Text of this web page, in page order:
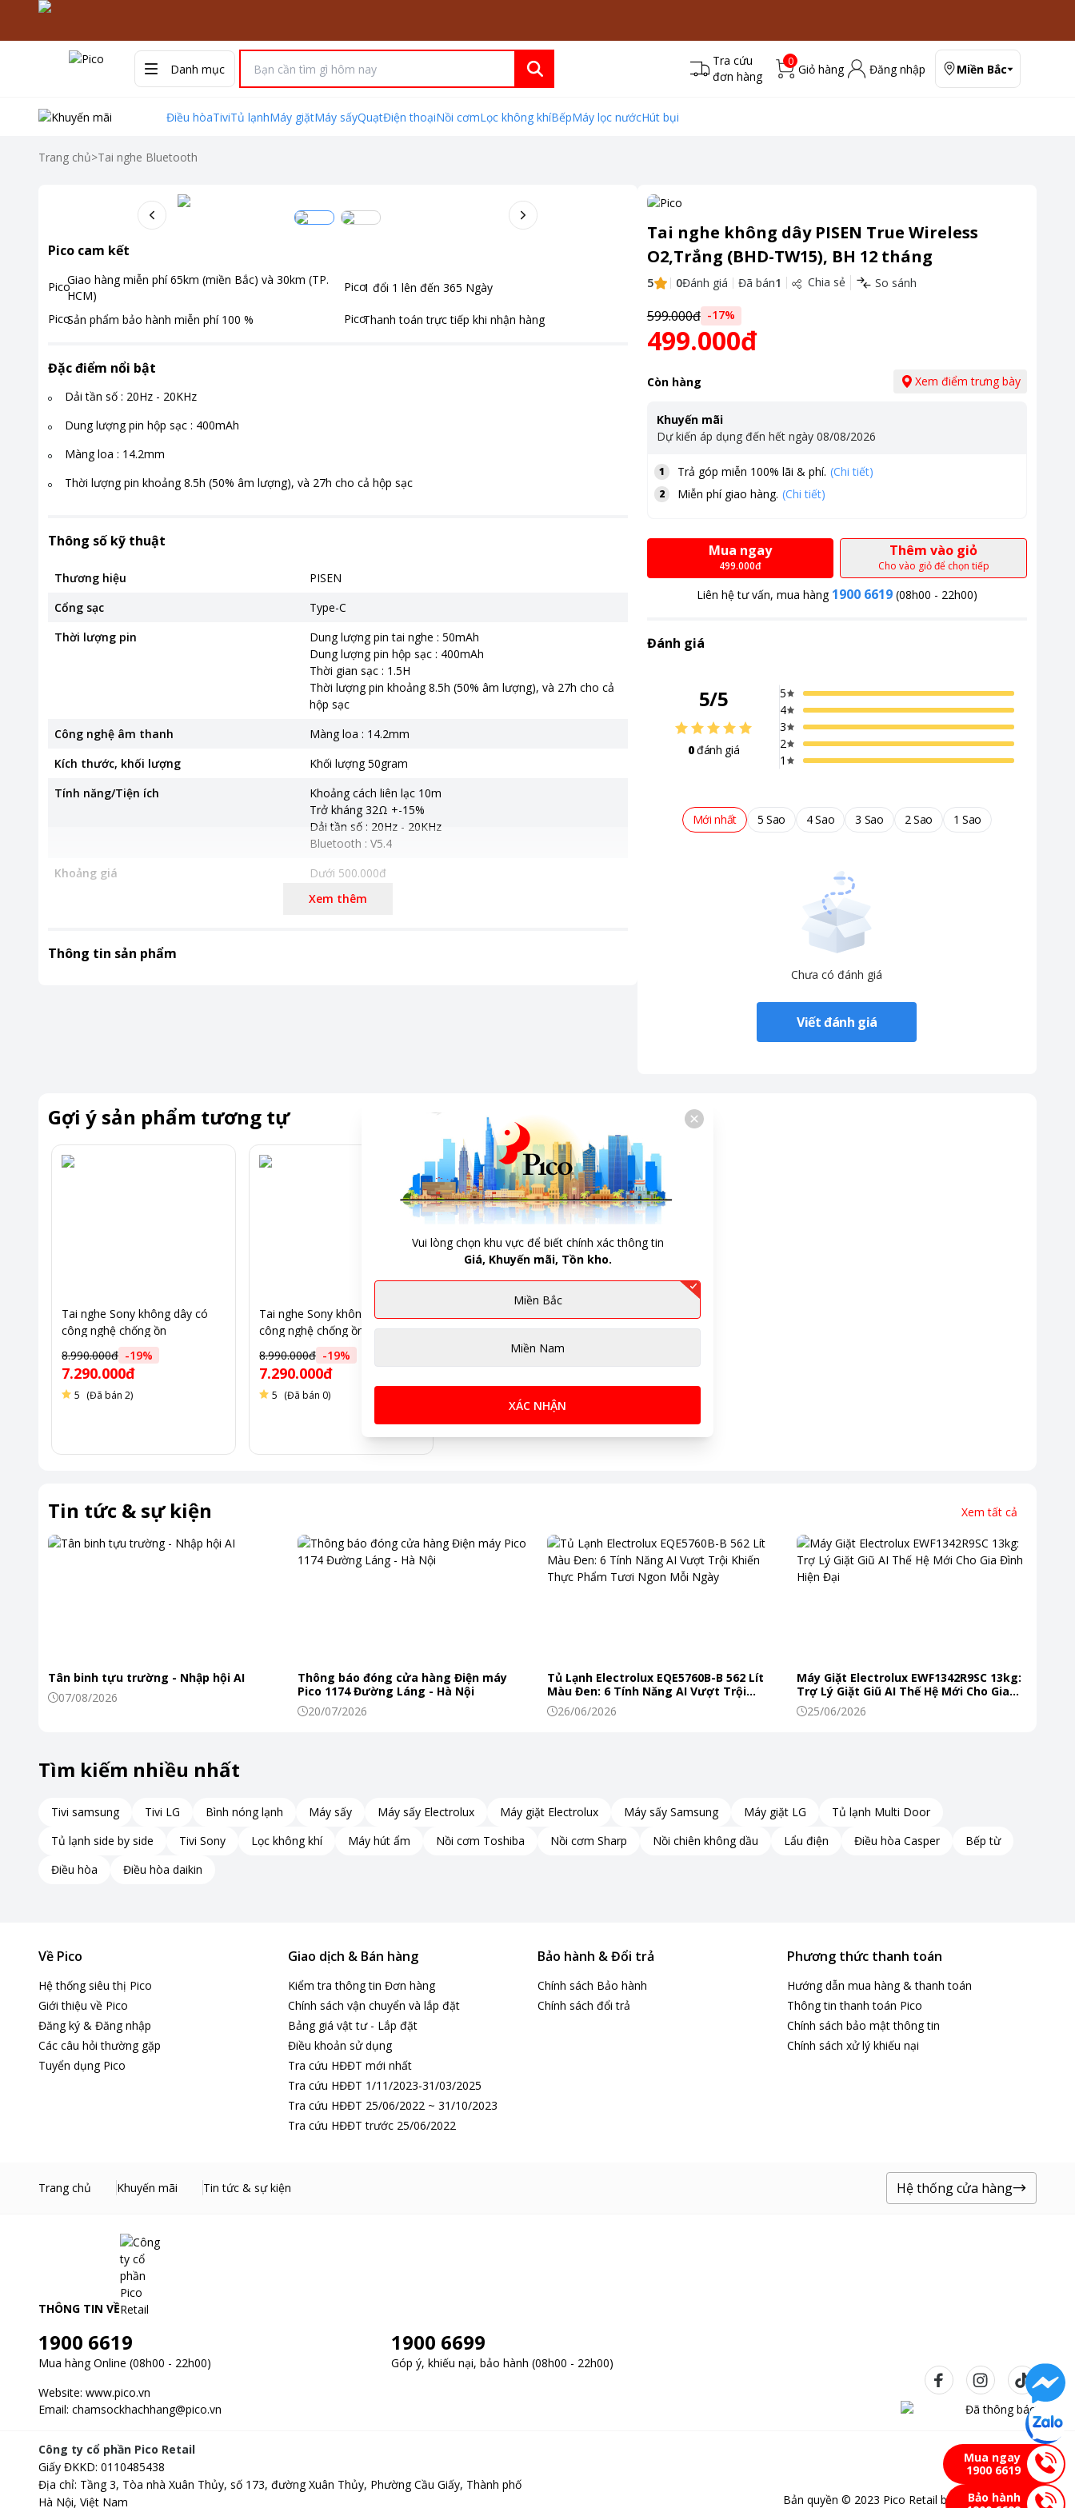
Danh mục
Tra cứu
đơn hàng
0
Giỏ hàng Đăng nhập Miền Bắc
Điều hòaTiviTủ lạnhMáy giặtMáy sấyQuạtĐiện thoạiNồi cơmLọc không khíBếpMáy lọc nướcHút bụi
Mua ngay
1900 6619
Bảo hành
Trang chủ>Tai nghe Bluetooth
Pico cam kết
Giao hàng miễn phí 65km (miền Bắc) và 30km (TP.
HCM)
1 đổi 1 lên đến365 Ngày
Sản phẩm bảo hành miễn phí 100 % Thanh toán trực tiếp khi nhận hàng
Đặc điểm nổi bật
Dải tần số : 20Hz - 20KHz
Dung lượng pin hộp sạc : 400mAh
Màng loa : 14.2mm
Thời lượng pin khoảng 8.5h (50% âm lượng), và 27h cho cả hộp sạc
Thông số kỹ thuật
Thương hiệu
PISEN
Cổng sạc
Type-C
Thời lượng pin
Dung lượng pin tai nghe : 50mAh
Dung lượng pin hộp sạc : 400mAh
Thời gian sạc : 1.5H
Thời lượng pin khoảng 8.5h (50% âm lượng), và 27h cho cả
hộp sạc
Công nghệ âm thanh
Màng loa : 14.2mm
Kích thước, khối lượng
Khối lượng 50gram
Tính năng/Tiện ích
Khoảng cách liên lạc 10m
Trở kháng 32Ω +-15%
Dải tần số : 20Hz - 20KHz
Bluetooth : V5.4
Khoảng giá
Dưới 500.000đ
12 tháng
Xem thêm
Thông tin sản phẩm
Tai nghe không dây PISEN True Wireless
O2,Trắng (BHD-TW15), BH 12 tháng
5 0Đánh giá Đã bán1 Chia sẻ So sánh
599.000đ -17%
499.000đ
Còn hàng Xem điểm trưng bày
Khuyến mãi
Dự kiến áp dụng đến hết ngày 08/08/2026
1 Trả góp miễn 100% lãi & phí. (Chi tiết)
2 Miễn phí giao hàng. (Chi tiết)
Mua ngay
499.000đ
Thêm vào giỏ
Cho vào giỏ để chọn tiếp
Liên hệ tư vấn, mua hàng 1900 6619 (08h00 - 22h00)
Đánh giá
5/5
0đánh giá
5
4
3
2
1
Mới nhất 5 Sao 4 Sao 3 Sao 2 Sao 1 Sao
Chưa có đánh giá
Viết đánh giá
Gợi ý sản phẩm tương tự
Tai nghe Sony không dây có
công nghệ chống ồn
WH1000XM5/SME, màu Bạc
bạch kim, BT 5.2, bh 12 tháng
8.990.000đ -19%
7.290.000đ
5 (Đã bán 2)
Tai nghe Sony không dây có
công nghệ chống ồn
WH1000XM5/LME, màu Xanh
ánh trăng, BT 5.2, bh 12 tháng
8.990.000đ -19%
7.290.000đ
5 (Đã bán 0)
Tin tức & sự kiện Xem tất cả
Tân binh tựu trường - Nhập hội AI
07/08/2026
Thông báo đóng cửa hàng Điện máy
Pico 1174 Đường Láng - Hà Nội
20/07/2026
Tủ Lạnh Electrolux EQE5760B-B 562 Lít
Màu Đen: 6 Tính Năng AI Vượt Trội
Khiến Thực Phẩm Tươi Ngon Mỗi Ngày
26/06/2026
Máy Giặt Electrolux EWF1342R9SC 13kg:
Trợ Lý Giặt Giũ AI Thế Hệ Mới Cho Gia
Đình Hiện Đại
25/06/2026
Tìm kiếm nhiều nhất
Tivi samsung Tivi LG Bình nóng lạnh Máy sấy Máy sấy Electrolux Máy giặt Electrolux Máy sấy Samsung Máy giặt LG
Tủ lạnh Multi Door
Tủ lạnh side by side
Tivi Sony Lọc không khí Máy hút ẩm Nồi cơm Toshiba Nồi cơm Sharp Nồi chiên không dầu Lẩu điện Điều hòa Casper
Bếp từ
Điều hòa
Điều hòa daikin
Về Pico
Hệ thống siêu thị Pico
Giới thiệu về Pico
Đăng ký & Đăng nhập
Các câu hỏi thường gặp
Tuyển dụng Pico
Giao dịch & Bán hàng
Kiểm tra thông tin Đơn hàng
Chính sách vận chuyển và lắp đặt
Bảng giá vật tư - Lắp đặt
Điều khoản sử dụng
Tra cứu HĐĐT mới nhất
Tra cứu HĐĐT 1/11/2023-31/03/2025
Tra cứu HĐĐT 25/06/2022 ~ 31/10/2023
Tra cứu HĐĐT trước 25/06/2022
Bảo hành & Đổi trả
Chính sách Bảo hành
Chính sách đổi trả
Phương thức thanh toán
Hướng dẫn mua hàng & thanh toán
Thông tin thanh toán Pico
Chính sách bảo mật thông tin
Chính sách xử lý khiếu nại
Trang chủ Khuyến mãi Tin tức & sự kiện Hệ thống cửa hàng
THÔNG TIN VỀ
1900 6619
Mua hàng Online (08h00 - 22h00)
1900 6699
Góp ý, khiếu nại, bảo hành (08h00 - 22h00)
Website: www.pico.vn
Email: chamsockhachhang@pico.vn
Công ty cổ phần Pico Retail
Giấy ĐKKD: 0110485438
Địa chỉ: Tầng 3, Tòa nhà Xuân Thủy, số 173, đường Xuân Thủy, Phường Cầu Giấy, Thành phố
Hà Nội, Việt Nam
Bản quyền © 2023 Pico Retail bảo lưu mọi quyền
Vui lòng chọn khu vực để biết chính xác thông tin
Giá, Khuyến mãi, Tồn kho.
Miền Bắc
Miền Nam
XÁC NHẬN